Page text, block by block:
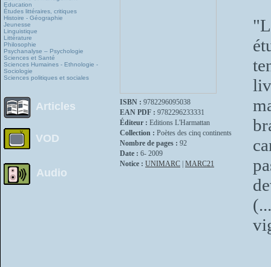
Education
Études littéraires, critiques
Histoire - Géographie
Jeunesse
Linguistique
Littérature
Philosophie
Psychanalyse – Psychologie
Sciences et Santé
Sciences Humaines - Ethnologie -
Sociologie
Sciences politiques et sociales
Articles
VOD
Audio
ISBN : 9782296095038
EAN PDF : 9782296233331
Éditeur : Editions L'Harmattan
Collection : Poètes des cinq continents
Nombre de pages : 92
Date : 6- 2009
Notice : UNIMARC MARC21